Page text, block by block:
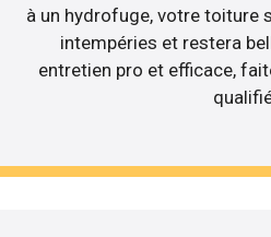
à un hydrofuge, votre toiture
intempéries et restera
entretien pro et efficace,